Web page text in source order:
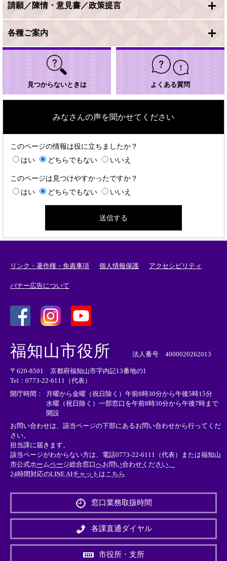
請願／陳情・意見書／政策提言
各種ご案内
見つからないときは よくある質問
みなさんの声を聞かせてください
このページの情報は役に立ちましたか？
はい
どちらでもない いいえ
このページは見つけやすかったですか？
はい
どちらでもない いいえ
リンク・著作権・免責事項 個人情報保護 アクセシビリティ
バナー広告について
外
部
リ
ン
ク
＞
外
リ
ン
ク
＞
外
部
ン
ク
＞
福知山市役所 法人番号 4000020262013
〒620-8501 京都府福知山市字内記13番地の1
Tel：0773-22-6111（代表）
開庁時間：
月曜から金曜（祝日除く）午前8時30分から午後5時15分
水曜（祝日除く）一部窓口を午前8時30分から午後7時まで
開設
お問い合わせは、該当ページの下部にあるお問い合わせから行ってくだ
さい。
担当課に届きます。
該当ページがわからない方は、電話0773-22-6111（代表）または福知山
市公式ホームページ総合窓口へお問い合わせください。
24時間対応のLINE AIチャットはこちら
外
リ
ン
＞
窓口業務取扱時間
各課直通ダイヤル
市役所・支所